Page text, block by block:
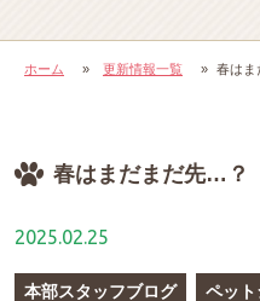
ホーム » 更新情報一覧 » 春はま
春はまだまだ先…？
2025.02.25
本部スタッフブログ ペッ